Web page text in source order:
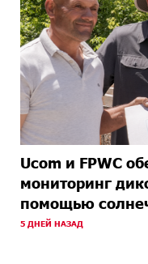
Ucom и FPWC
мониторинг
помощью
5 ДНЕЙ НАЗАД